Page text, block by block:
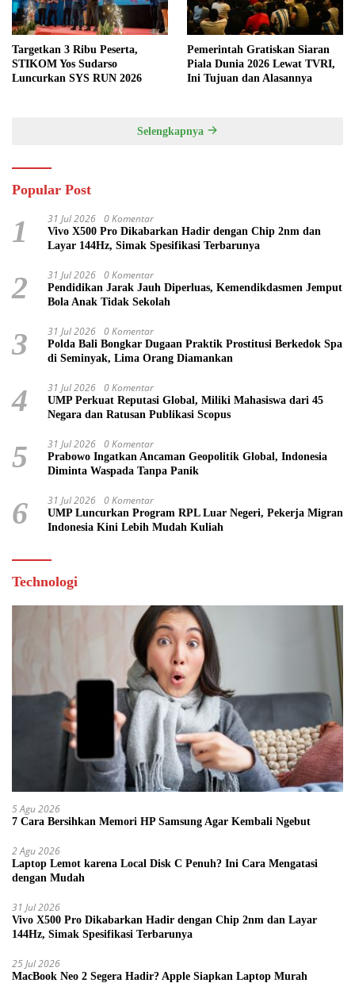
Targetkan 3 Ribu Peserta,
STIKOM Yos Sudarso
Luncurkan SYS RUN 2026
Pemerintah Gratiskan Siaran
Piala Dunia 2026 Lewat TVRI,
Ini Tujuan dan Alasannya
Selengkapnya
Popular Post
1 31 Jul 2026 0 Komentar
Vivo X500 Pro Dikabarkan Hadir dengan Chip 2nm dan
Layar 144Hz, Simak Spesifikasi Terbarunya
2 31 Jul 2026 0 Komentar
Pendidikan Jarak Jauh Diperluas, Kemendikdasmen Jemput
Bola Anak Tidak Sekolah
3 31 Jul 2026 0 Komentar
Polda Bali Bongkar Dugaan Praktik Prostitusi Berkedok Spa
di Seminyak, Lima Orang Diamankan
4 31 Jul 2026 0 Komentar
UMP Perkuat Reputasi Global, Miliki Mahasiswa dari 45
Negara dan Ratusan Publikasi Scopus
5 31 Jul 2026 0 Komentar
Prabowo Ingatkan Ancaman Geopolitik Global, Indonesia
Diminta Waspada Tanpa Panik
6 31 Jul 2026 0 Komentar
UMP Luncurkan Program RPL Luar Negeri, Pekerja Migran
Indonesia Kini Lebih Mudah Kuliah
Technologi
5 Agu 2026
7 Cara Bersihkan Memori HP Samsung Agar Kembali Ngebut
2 Agu 2026
Laptop Lemot karena Local Disk C Penuh? Ini Cara Mengatasi
dengan Mudah
31 Jul 2026
Vivo X500 Pro Dikabarkan Hadir dengan Chip 2nm dan Layar
144Hz, Simak Spesifikasi Terbarunya
25 Jul 2026
MacBook Neo 2 Segera Hadir? Apple Siapkan Laptop Murah